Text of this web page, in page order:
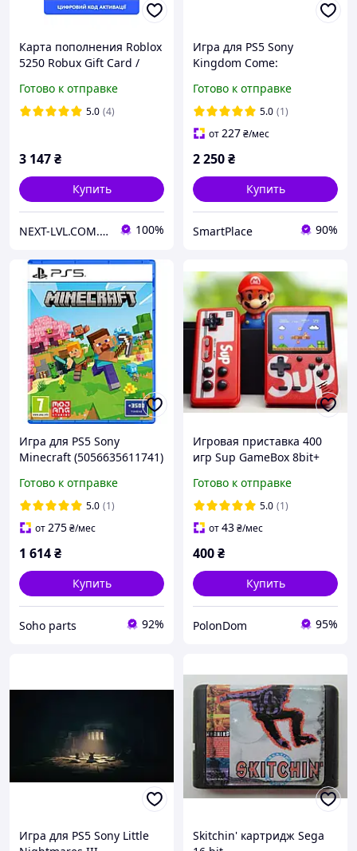
Карта пополнения Roblox
5250 Robux Gift Card /
5250 Робукс (цифровой
код активации)
Готово к отправке
5.0 (4)
3 147₴
Купить
NEXT-LVL.COM.UA 100%
Игра для PS5 Sony
Kingdom Come:
субтитры
Готово к отправке
5.0 (1)
от227₴/мес
2 250₴
Купить
SmartPlace 90%
Игра для PS5 Sony
Minecraft (5056635611741)
Готово к отправке
5.0 (1)
от275₴/мес
1 614₴
Купить
Soho parts 92%
Игровая приставка 400
игр Sup GameBox 8bit+
игровая приставка! BEST
Готово к отправке
5.0 (1)
от43₴/мес
400₴
Купить
PolonDom 95%
Игра для PS5 Sony Little
Skitchin' картридж Sega